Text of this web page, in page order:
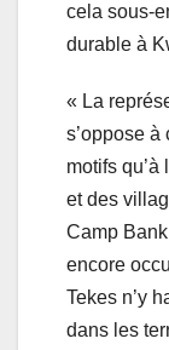
cela sous-
durable à
« La
s’oppose
motifs qu’à
et des
Camp
encore
Tekes n’y
dans les